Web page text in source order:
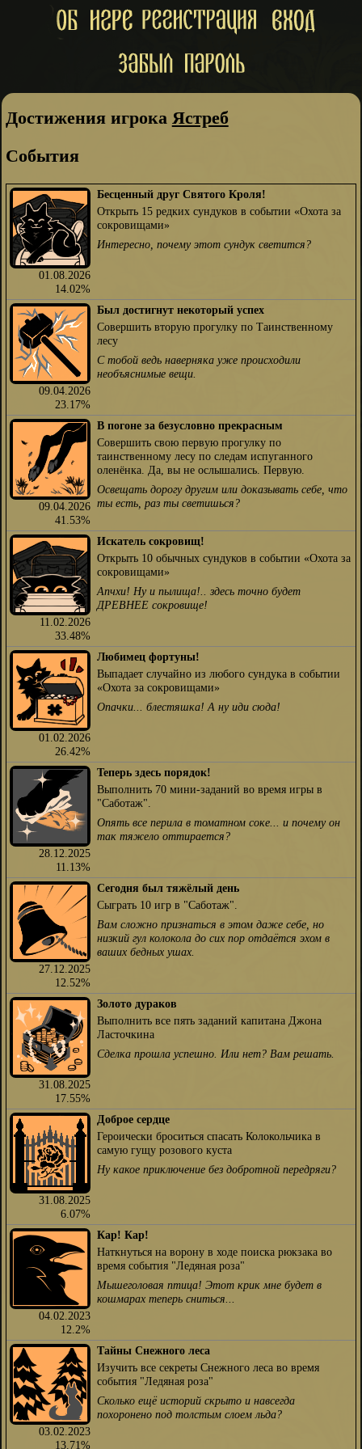
Достижения игрока Ястреб
События
01.08.2026
14.02%
Бесценный друг Святого Кроля!
Открыть 15 редких сундуков в событии «Охота за
сокровищами»
Интересно, почему этот сундук светится?
09.04.2026
23.17%
Был достигнут некоторый успех
Совершить вторую прогулку по Таинственному
лесу
С тобой ведь наверняка уже происходили
необъяснимые вещи.
09.04.2026
41.53%
В погоне за безусловно прекрасным
Совершить свою первую прогулку по
таинственному лесу по следам испуганного
оленёнка. Да, вы не ослышались. Первую.
Освещать дорогу другим или доказывать себе, что
ты есть, раз ты светишься?
11.02.2026
33.48%
Искатель сокровищ!
Открыть 10 обычных сундуков в событии «Охота за
сокровищами»
Апчхи! Ну и пылища!.. здесь точно будет
ДРЕВНЕЕ сокровище!
01.02.2026
26.42%
Любимец фортуны!
Выпадает случайно из любого сундука в событии
«Охота за сокровищами»
Опачки... блестяшка! А ну иди сюда!
28.12.2025
11.13%
Теперь здесь порядок!
Выполнить 70 мини-заданий во время игры в
"Саботаж".
Опять все перила в томатном соке... и почему он
так тяжело оттирается?
27.12.2025
12.52%
Сегодня был тяжёлый день
Сыграть 10 игр в "Саботаж".
Вам сложно признаться в этом даже себе, но
низкий гул колокола до сих пор отдаётся эхом в
ваших бедных ушах.
31.08.2025
17.55%
Золото дураков
Выполнить все пять заданий капитана Джона
Ласточкина
Сделка прошла успешно. Или нет? Вам решать.
31.08.2025
6.07%
Доброе сердце
Героически броситься спасать Колокольчика в
самую гущу розового куста
Ну какое приключение без добротной передряги?
04.02.2023
12.2%
Кар! Кар!
Наткнуться на ворону в ходе поиска рюкзака во
время события "Ледяная роза"
Мышеголовая птица! Этот крик мне будет в
кошмарах теперь сниться...
03.02.2023
13.71%
Тайны Снежного леса
Изучить все секреты Снежного леса во время
события "Ледяная роза"
Сколько ещё историй скрыто и навсегда
похоронено под толстым слоем льда?